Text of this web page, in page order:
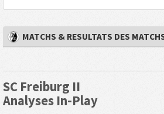
MATCHS & RESULTATS DES
SC Freiburg II
Analyses In-Play